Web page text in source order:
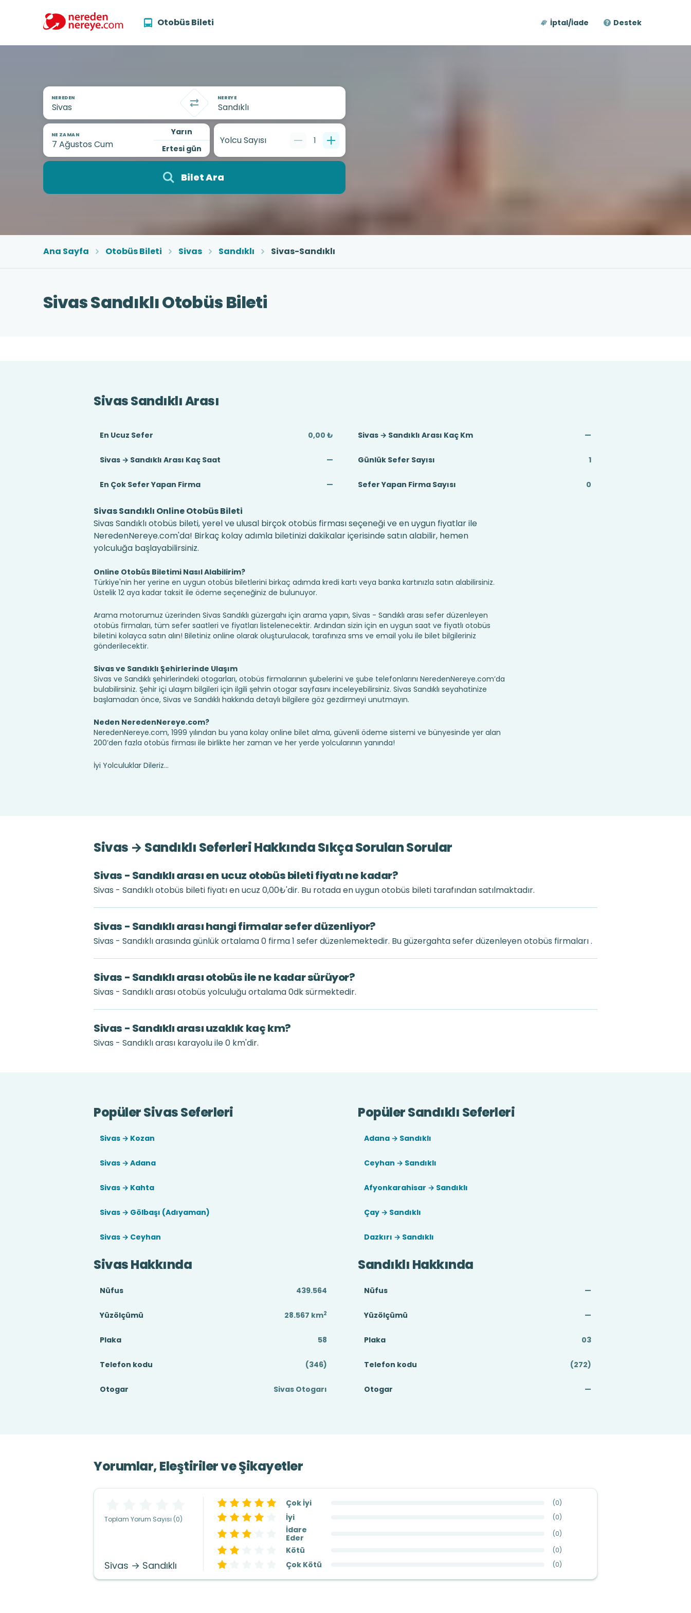
Otobüs Bileti İptal/İade Destek
NEREDEN NEREYE
NE ZAMAN
Yarın
Ertesi gün
Yolcu Sayısı 1
Bilet Ara
Ana Sayfa Otobüs Bileti Sivas Sandıklı Sivas-Sandıklı
Sivas Sandıklı Otobüs Bileti
Sivas Sandıklı Arası
En Ucuz Sefer 0,00 ₺ Sivas → Sandıklı Arası Kaç Km —
Sivas → Sandıklı Arası Kaç Saat — Günlük Sefer Sayısı 1
En Çok Sefer Yapan Firma — Sefer Yapan Firma Sayısı 0
Sivas Sandıklı Online Otobüs Bileti
Sivas Sandıklı otobüs bileti, yerel ve ulusal birçok otobüs firması seçeneği ve en uygun fiyatlar ile
NeredenNereye.com'da! Birkaç kolay adımla biletinizi dakikalar içerisinde satın alabilir, hemen
yolculuğa başlayabilirsiniz.
Online Otobüs Biletimi Nasıl Alabilirim?
Türkiye'nin her yerine en uygun otobüs biletlerini birkaç adımda kredi kartı veya banka kartınızla satın alabilirsiniz.
Üstelik 12 aya kadar taksit ile ödeme seçeneğiniz de bulunuyor.
Arama motorumuz üzerinden Sivas Sandıklı güzergahı için arama yapın, Sivas - Sandıklı arası sefer düzenleyen
otobüs firmaları, tüm sefer saatleri ve fiyatları listelenecektir. Ardından sizin için en uygun saat ve fiyatlı otobüs
biletini kolayca satın alın! Biletiniz online olarak oluşturulacak, tarafınıza sms ve email yolu ile bilet bilgileriniz
gönderilecektir.
Sivas ve Sandıklı Şehirlerinde Ulaşım
Sivas ve Sandıklı şehirlerindeki otogarları, otobüs firmalarının şubelerini ve şube telefonlarını NeredenNereye.com’da
bulabilirsiniz. Şehir içi ulaşım bilgileri için ilgili şehrin otogar sayfasını inceleyebilirsiniz. Sivas Sandıklı seyahatinize
başlamadan önce, Sivas ve Sandıklı hakkında detaylı bilgilere göz gezdirmeyi unutmayın.
Neden NeredenNereye.com?
NeredenNereye.com, 1999 yılından bu yana kolay online bilet alma, güvenli ödeme sistemi ve bünyesinde yer alan
200’den fazla otobüs firması ile birlikte her zaman ve her yerde yolcularının yanında!
İyi Yolculuklar Dileriz...
Sivas → Sandıklı Seferleri Hakkında Sıkça Sorulan Sorular
Sivas - Sandıklı arası en ucuz otobüs bileti fiyatı ne kadar?
Sivas - Sandıklı otobüs bileti fiyatı en ucuz 0,00₺'dir. Bu rotada en uygun otobüs bileti tarafından satılmaktadır.
Sivas - Sandıklı arası hangi firmalar sefer düzenliyor?
Sivas - Sandıklı arasında günlük ortalama 0 firma 1 sefer düzenlemektedir. Bu güzergahta sefer düzenleyen otobüs firmaları .
Sivas - Sandıklı arası otobüs ile ne kadar sürüyor?
Sivas - Sandıklı arası otobüs yolculuğu ortalama 0dk sürmektedir.
Sivas - Sandıklı arası uzaklık kaç km?
Sivas - Sandıklı arası karayolu ile 0 km'dir.
Popüler Sivas Seferleri
Sivas → Kozan
Sivas → Adana
Sivas → Kahta
Sivas → Gölbaşı (Adıyaman)
Sivas → Ceyhan
Popüler Sandıklı Seferleri
Adana → Sandıklı
Ceyhan → Sandıklı
Afyonkarahisar → Sandıklı
Çay → Sandıklı
Dazkırı → Sandıklı
Sivas Hakkında
Nüfus 439.564
Yüzölçümü 28.567 km2
Plaka 58
Telefon kodu (346)
Otogar Sivas Otogarı
Sandıklı Hakkında
Nüfus —
Yüzölçümü —
Plaka 03
Telefon kodu (272)
Otogar —
Yorumlar, Eleştiriler ve Şikayetler
Toplam Yorum Sayısı (0)
Sivas → Sandıklı
Çok İyi (0)
İyi (0)
İdare
Eder
(0)
Kötü (0)
Çok Kötü (0)